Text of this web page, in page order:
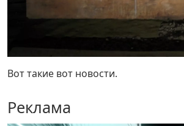
Вот такие вот новости.
Реклама